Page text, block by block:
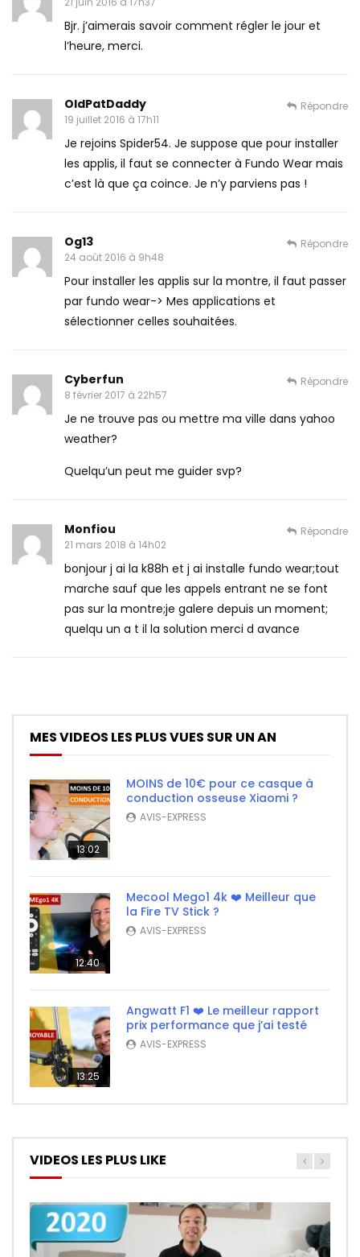
Bjr. j’aimerais savoir comment régler le jour et
l’heure, merci.
OldPatDaddy
19 juillet 2016 à 17h11
Je rejoins Spider54. Je suppose que pour installer
les applis, il faut se connecter à Fundo Wear mais
c’est là que ça coince. Je n’y parviens pas !
Répondre
Og13
24 août 2016 à 9h48
Pour installer les applis sur la montre, il faut passer
par fundo wear-> Mes applications et
sélectionner celles souhaitées.
Répondre
Cyberfun
8 février 2017 à 22h57
Je ne trouve pas ou mettre ma ville dans yahoo
weather?
Quelqu’un peut me guider svp?
Répondre
Monfiou
21 mars 2018 à 14h02
bonjour j ai la k88h et j ai installe fundo wear;tout
marche sauf que les appels entrant ne se font
pas sur la montre;je galere depuis un moment;
quelqu un a t il la solution merci d avance
Répondre
MES VIDEOS LES PLUS VUES SUR UN AN
13:02
MOINS de 10€ pour ce casque à
conduction osseuse Xiaomi ?
AVIS-EXPRESS
12:40
Mecool Mego1 4k ❤️ Meilleur que
la Fire TV Stick ?
AVIS-EXPRESS
13:25
Angwatt F1 ❤️ Le meilleur rapport
prix performance que j’ai testé
AVIS-EXPRESS
VIDEOS LES PLUS LIKE